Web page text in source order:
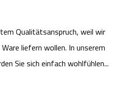
Karte
Heideflächen
Park Resort
Vital
Stadt
Suchen
Qualitätsanspruch, weil wir
liefern wollen. In unserem
Sie sich einfach wohlfühlen...